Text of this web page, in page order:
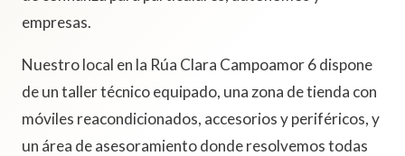
empresas.
Nuestro local en la Rúa Clara Campoamor 6 dispone
de un taller técnico equipado, una zona de tienda con
móviles reacondicionados, accesorios y periféricos, y
un área de asesoramiento donde resolvemos todas